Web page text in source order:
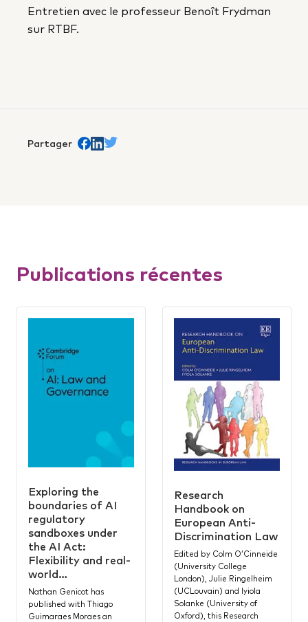
Entretien avec le professeur Benoît Frydman
sur RTBF.
Partager Share on Facebook
trans.Partager sur Linkedin
Share on Twitter
Publications récentes
Exploring the
boundaries of AI
regulatory
sandboxes under
the AI Act:
Flexibility and real-
world…
Nathan Genicot has
published with Thiago
Guimaraes Moraes an
Research
Handbook on
European Anti-
Discrimination Law
Edited by Colm O’Cinneide
(University College
London), Julie Ringelheim
(UCLouvain) and Iyiola
Solanke (University of
Oxford), this Research